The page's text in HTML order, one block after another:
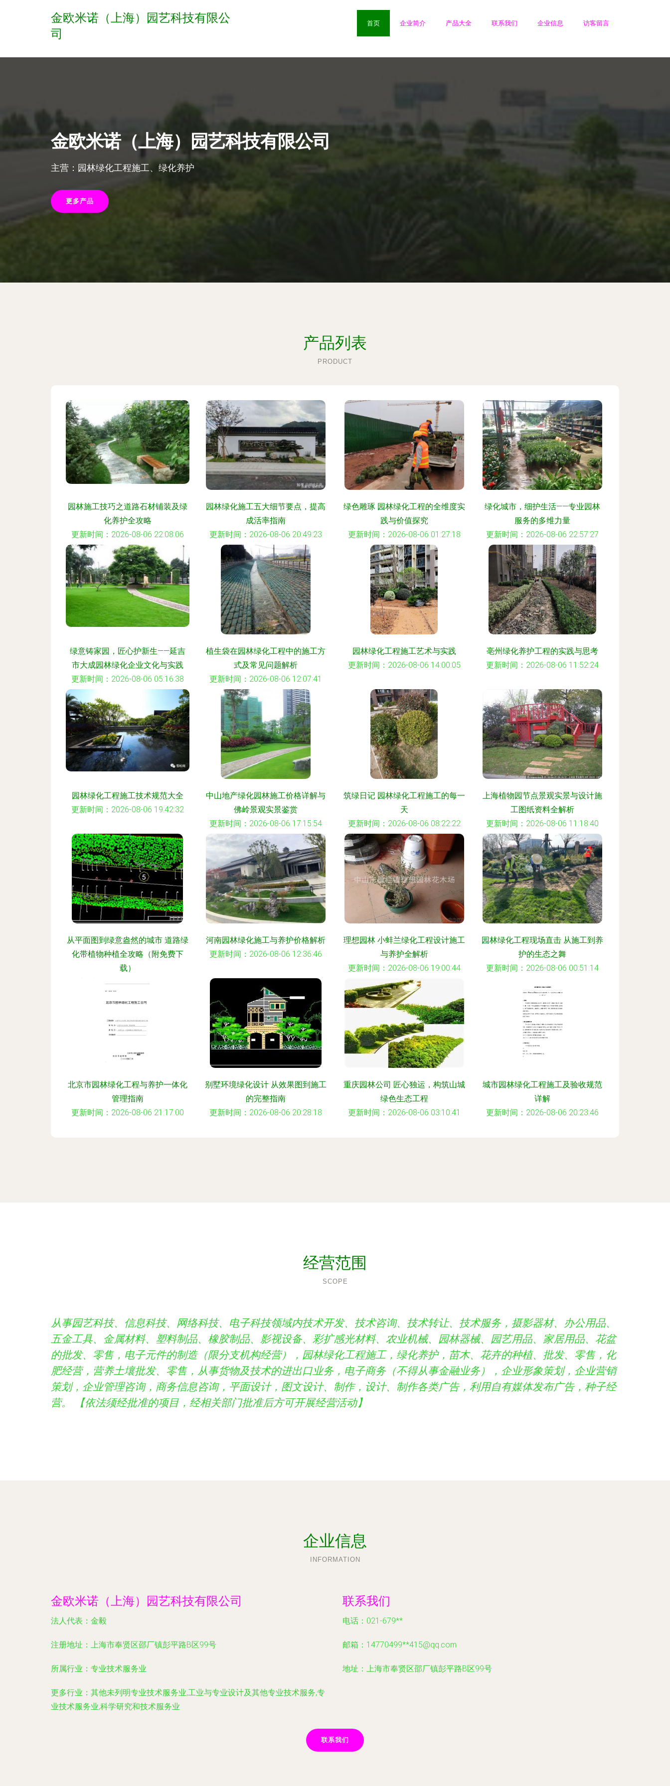
金欧米诺（上海）园艺科技有限公
司
首页 企业简介 产品大全 联系我们 企业信息 访客留言
金欧米诺（上海）园艺科技有限公司
主营：园林绿化工程施工、绿化养护
更多产品
产品列表
PRODUCT
园林施工技巧之道路石材铺装及绿
化养护全攻略
更新时间：2026-08-06 22:08:06
园林绿化施工五大细节要点，提高
成活率指南
更新时间：2026-08-06 20:49:23
绿色雕琢 园林绿化工程的全维度实
践与价值探究
更新时间：2026-08-06 01:27:18
绿化城市，细护生活——专业园林
服务的多维力量
更新时间：2026-08-06 22:57:27
绿意铸家园，匠心护新生——延吉
市大成园林绿化企业文化与实践
更新时间：2026-08-06 05:16:38
植生袋在园林绿化工程中的施工方
式及常见问题解析
更新时间：2026-08-06 12:07:41
园林绿化工程施工艺术与实践
更新时间：2026-08-06 14:00:05
亳州绿化养护工程的实践与思考
更新时间：2026-08-06 11:52:24
园林绿化工程施工技术规范大全
更新时间：2026-08-06 19:42:32
中山地产绿化园林施工价格详解与
佛岭景观实景鉴赏
更新时间：2026-08-06 17:15:54
筑绿日记 园林绿化工程施工的每一
天
更新时间：2026-08-06 08:22:22
上海植物园节点景观实景与设计施
工图纸资料全解析
更新时间：2026-08-06 11:18:40
从平面图到绿意盎然的城市 道路绿
化带植物种植全攻略（附免费下
载）
更新时间：2026-08-06 09:34:05
河南园林绿化施工与养护价格解析
更新时间：2026-08-06 12:36:46
理想园林 小蚌兰绿化工程设计施工
与养护全解析
更新时间：2026-08-06 19:00:44
园林绿化工程现场直击 从施工到养
护的生态之舞
更新时间：2026-08-06 00:51:14
北京市园林绿化工程与养护一体化
管理指南
更新时间：2026-08-06 21:17:00
别墅环境绿化设计 从效果图到施工
的完整指南
更新时间：2026-08-06 20:28:18
重庆园林公司 匠心独运，构筑山城
绿色生态工程
更新时间：2026-08-06 03:10:41
城市园林绿化工程施工及验收规范
详解
更新时间：2026-08-06 20:23:46
经营范围
SCOPE
从事园艺科技、信息科技、网络科技、电子科技领域内技术开发、技术咨询、技术转让、技术服务，摄影器材、办公用品、
五金工具、金属材料、塑料制品、橡胶制品、影视设备、彩扩感光材料、农业机械、园林器械、园艺用品、家居用品、花盆
的批发、零售，电子元件的制造（限分支机构经营），园林绿化工程施工，绿化养护，苗木、花卉的种植、批发、零售，化
肥经营，营养土壤批发、零售，从事货物及技术的进出口业务，电子商务（不得从事金融业务），企业形象策划，企业营销
策划，企业管理咨询，商务信息咨询，平面设计，图文设计、制作，设计、制作各类广告，利用自有媒体发布广告，种子经
营。 【依法须经批准的项目，经相关部门批准后方可开展经营活动】
企业信息
INFORMATION
金欧米诺（上海）园艺科技有限公司
法人代表： 金毅
注册地址： 上海市奉贤区邵厂镇彭平路B区99号
所属行业： 专业技术服务业
更多行业： 其他未列明专业技术服务业,工业与专业设计及其他专业技术服务,专
业技术服务业,科学研究和技术服务业
联系我们
电话：021-679**
邮箱：14770499**415@qq.com
地址：上海市奉贤区邵厂镇彭平路B区99号
联系我们